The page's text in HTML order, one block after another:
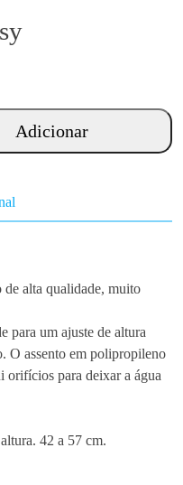
Adicionar
de alta qualidade, muito
para um ajuste de altura
O assento em polipropileno
orifícios para deixar a água
42 a 57 cm.